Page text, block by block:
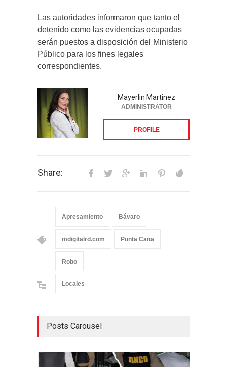
Las autoridades informaron que tanto el
detenido como las evidencias ocupadas
serán puestos a disposición del Ministerio
Público para los fines legales
correspondientes.
Mayerlin Martinez
ADMINISTRATOR
PROFILE
Share:
Apresamiento Bávaro
mdigitalrd.com Punta Cana
Robo
Locales
Posts Carousel